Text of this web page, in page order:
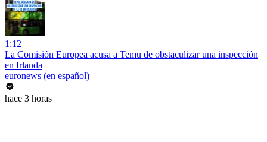
1:12
La Comisión Europea acusa a Temu de obstaculizar una inspección
en Irlanda
euronews (en español)
hace 3 horas